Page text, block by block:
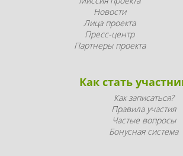
Новости
Лица проекта
Пресс-центр
Партнеры проекта
Как стать
Как записаться?
Правила участия
Частые вопросы
Бонусная система